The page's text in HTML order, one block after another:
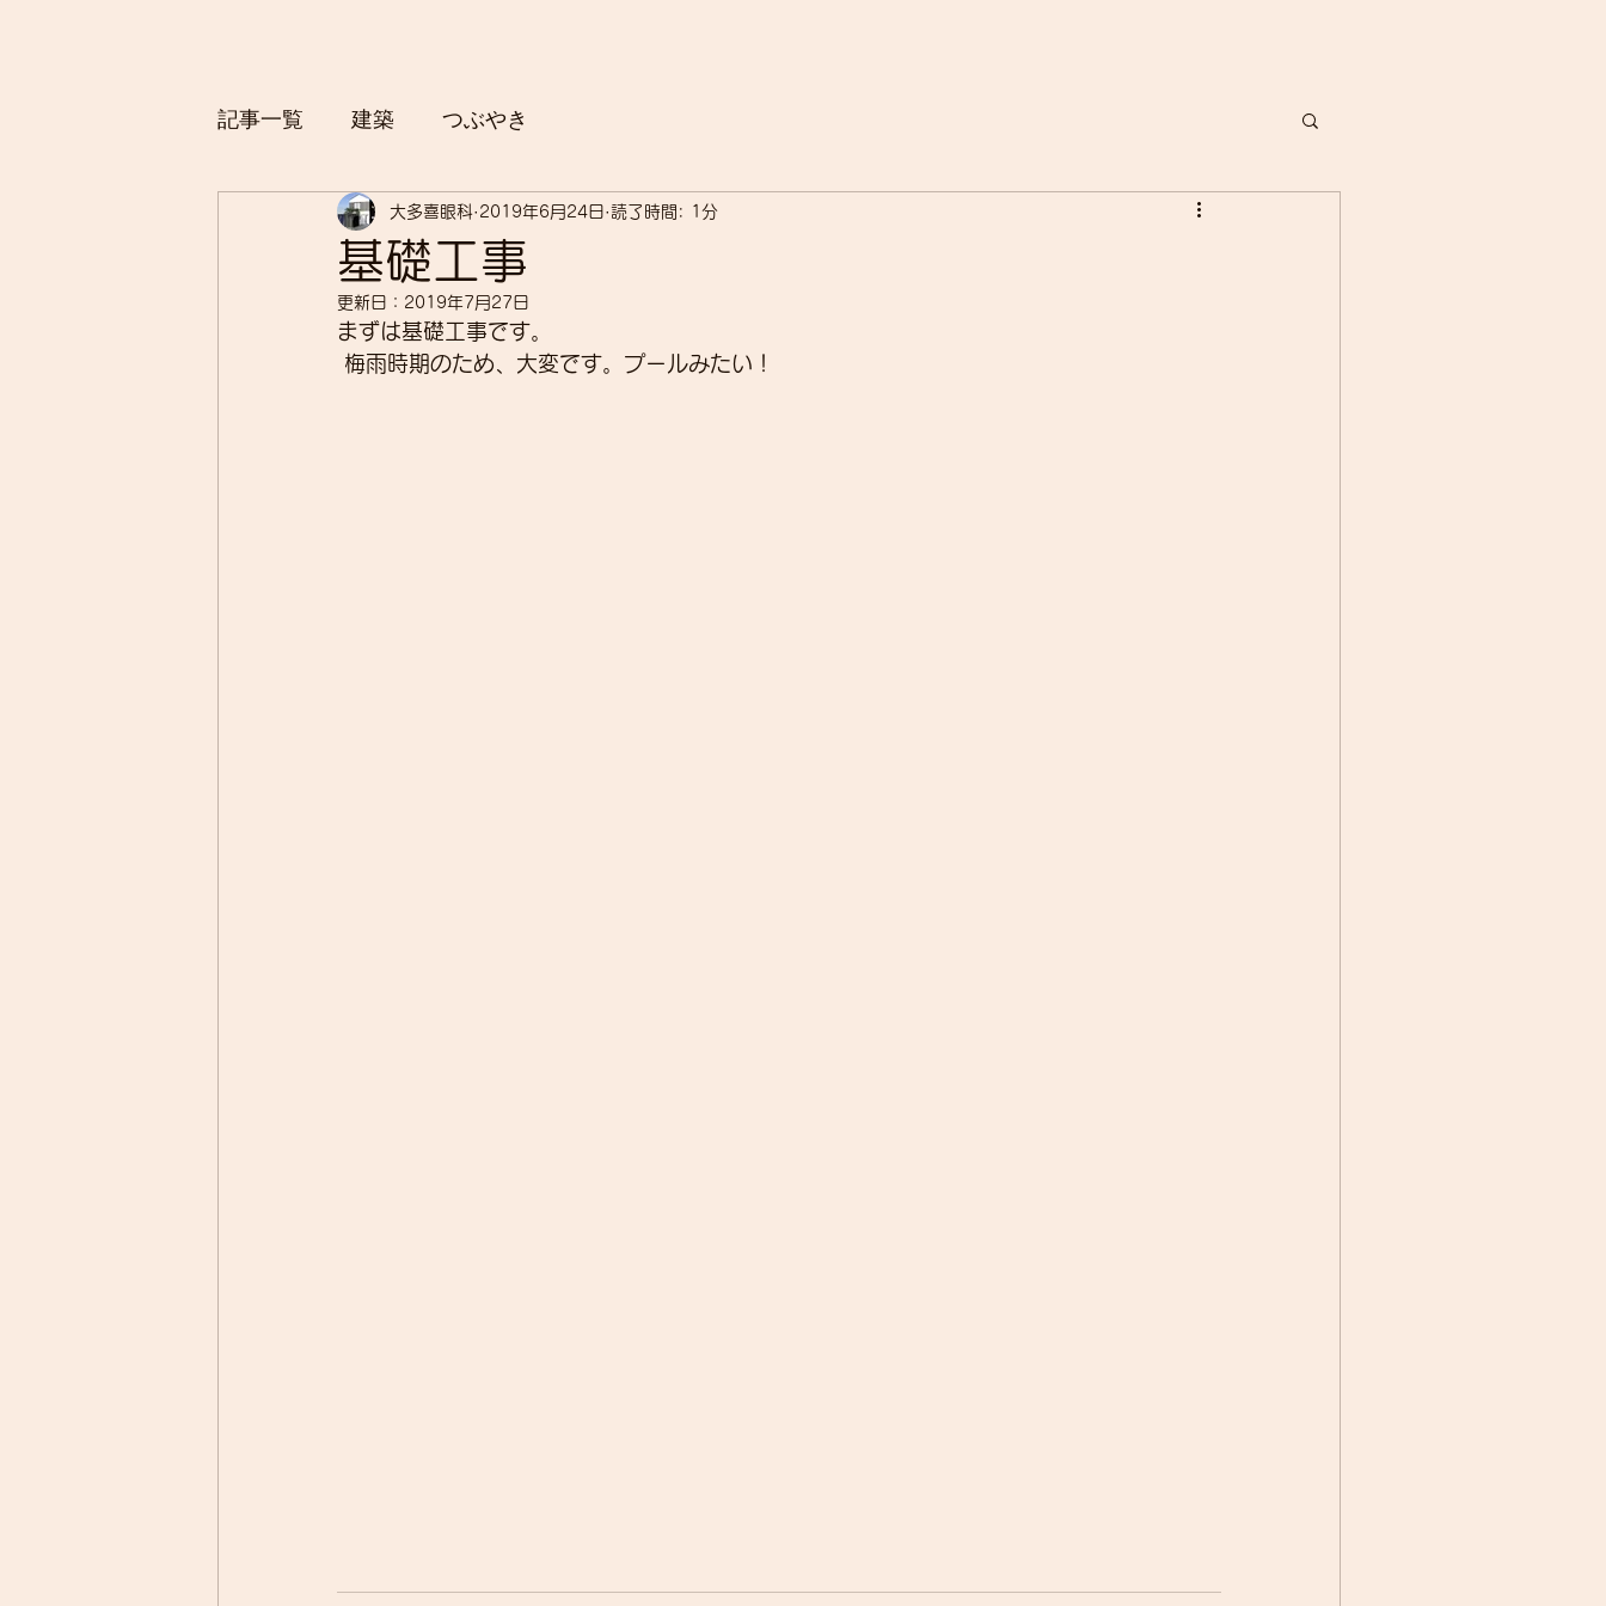
記事一覧 建築 つぶやき
基礎工事
大多喜眼科 2019年6月24日 読了時間: 1分
更新日： 2019年7月27日
まずは基礎工事です。
梅雨時期のため、大変です。プールみたい！